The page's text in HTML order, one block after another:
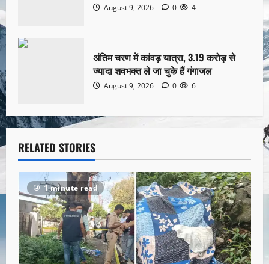
August 9, 2026 0 4
अंतिम चरण में कांवड़ यात्रा, 3.19 करोड़ से
ज्यादा शवभक्त ले जा चुके हैं गंगाजल
August 9, 2026 0 6
RELATED STORIES
1 minute read